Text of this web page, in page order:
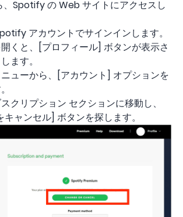
、Spotify の Web サイトにアクセスし
アカウントでサインインします。
くと、[プロフィール] ボタンが表示さ
ます。
ューから、[アカウント] オプションを
クリプション セクションに移動し、
キャンセル] ボタンを探します。